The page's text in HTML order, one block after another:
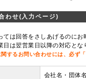
わせ(入力ページ)
ては回答をさしあげるのに
日は翌営業日以降の対応と
するお問い合わせには、必ず
会社名・団体